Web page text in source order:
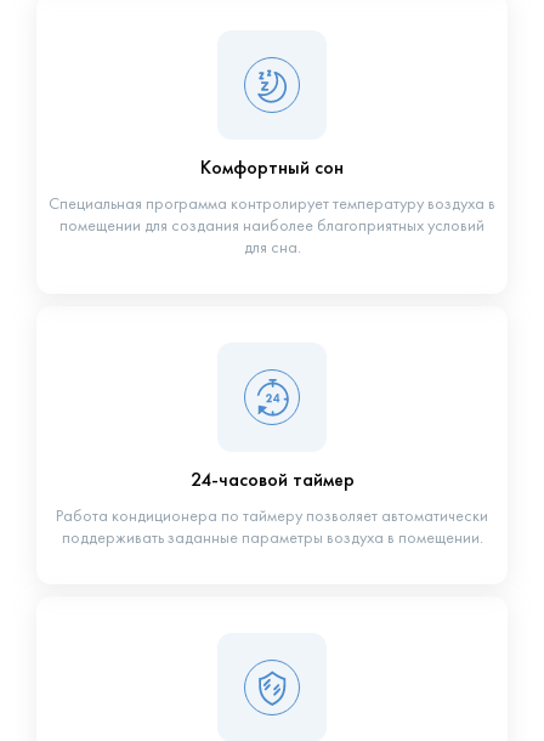
Комфортный сон
Специальная программа контролирует температуру воздуха в
помещении для создания наиболее благоприятных условий
для сна.
24-часовой таймер
Работа кондиционера по таймеру позволяет автоматически
поддерживать заданные параметры воздуха в помещении.